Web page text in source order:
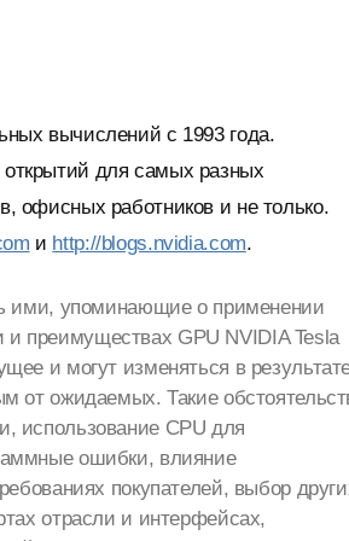
вычислений с 1993 года.
для самых разных
офисных работников и не только.
и http://blogs.nvidia.com.
ими, упоминающие о применении
преимуществах GPU NVIDIA Tesla
и могут изменяться в
от ожидаемых. Такие
использование CPU для
ошибки, влияние
покупателей, выбор
отрасли и интерфейсах,